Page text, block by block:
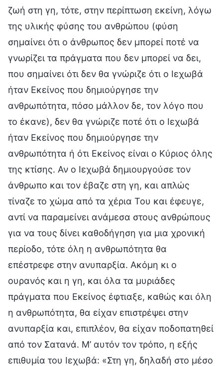
ζωή στη γη, τότε, στην περίπτωση εκείνη, λόγω
της υλικής φύσης του ανθρώπου (φύση
σημαίνει ότι ο άνθρωπος δεν μπορεί ποτέ να
γνωρίζει τα πράγματα που δεν μπορεί να δει,
που σημαίνει ότι δεν θα γνώριζε ότι ο Ιεχωβά
ήταν Εκείνος που δημιούργησε την
ανθρωπότητα, πόσο μάλλον δε, τον λόγο που
το έκανε), δεν θα γνώριζε ποτέ ότι ο Ιεχωβά
ήταν Εκείνος που δημιούργησε την
ανθρωπότητα ή ότι Εκείνος είναι ο Κύριος όλης
της κτίσης. Αν ο Ιεχωβά δημιουργούσε τον
άνθρωπο και τον έβαζε στη γη, και απλώς
τίναζε το χώμα από τα χέρια Του και έφευγε,
αντί να παραμείνει ανάμεσα στους ανθρώπους
για να τους δίνει καθοδήγηση για μια χρονική
περίοδο, τότε όλη η ανθρωπότητα θα
επέστρεφε στην ανυπαρξία. Ακόμη κι ο
ουρανός και η γη, και όλα τα μυριάδες
πράγματα που Εκείνος έφτιαξε, καθώς και όλη
η ανθρωπότητα, θα είχαν επιστρέψει στην
ανυπαρξία και, επιπλέον, θα είχαν ποδοπατηθεί
από τον Σατανά. Μ’ αυτόν τον τρόπο, η εξής
επιθυμία του Ιεχωβά: «Στη γη, δηλαδή στο μέσο